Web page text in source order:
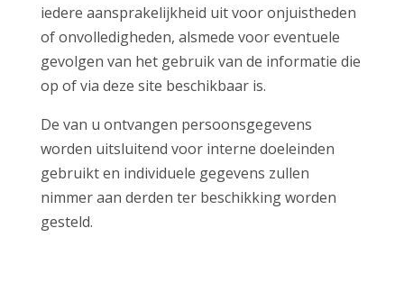
iedere aansprakelijkheid uit voor onjuistheden
of onvolledigheden, alsmede voor eventuele
gevolgen van het gebruik van de informatie die
op of via deze site beschikbaar is.
De van u ontvangen persoonsgegevens
worden uitsluitend voor interne doeleinden
gebruikt en individuele gegevens zullen
nimmer aan derden ter beschikking worden
gesteld.